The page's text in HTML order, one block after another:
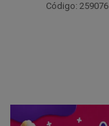
Código: 259076